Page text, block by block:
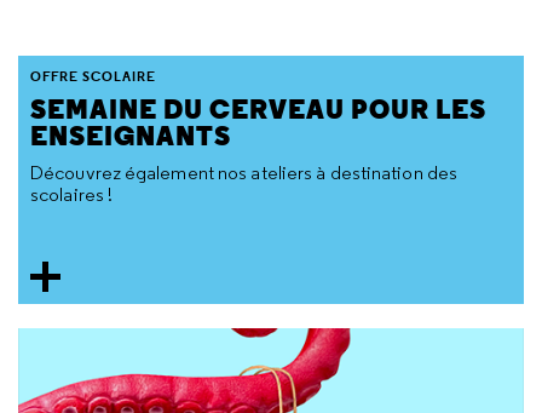
SEMAINE DU CERVEAU POUR LES
ENSEIGNANTS
OFFRE SCOLAIRE
Découvrez également nos ateliers à destination des
scolaires !